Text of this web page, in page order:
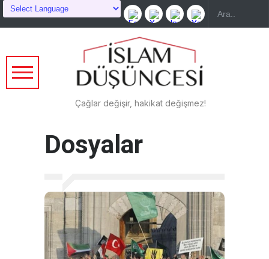
Çağlar değişir, hakikat değişmez!
Dosyalar